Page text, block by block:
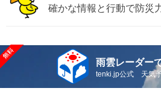
確かな情報と行動で防災
雨雲レーダー
tenki.jp公式 天気